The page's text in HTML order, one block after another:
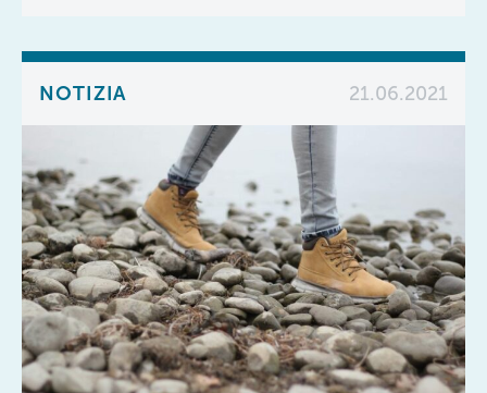
NOTIZIA 21.06.2021